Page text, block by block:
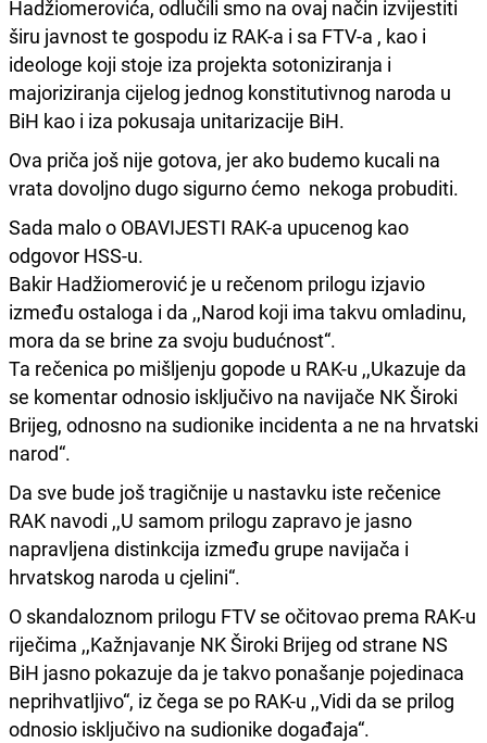
Hadžiomerovića, odlučili smo na ovaj način izvijestiti
širu javnost te gospodu iz RAK-a i sa FTV-a , kao i
ideologe koji stoje iza projekta sotoniziranja i
majoriziranja cijelog jednog konstitutivnog naroda u
BiH kao i iza pokusaja unitarizacije BiH.
Ova priča još nije gotova, jer ako budemo kucali na
vrata dovoljno dugo sigurno ćemo nekoga probuditi.
Sada malo o OBAVIJESTI RAK-a upucenog kao
odgovor HSS-u.
Bakir Hadžiomerović je u rečenom prilogu izjavio
između ostaloga i da ,,Narod koji ima takvu omladinu,
mora da se brine za svoju budućnost“.
Ta rečenica po mišljenju gopode u RAK-u ,,Ukazuje da
se komentar odnosio isključivo na navijače NK Široki
Brijeg, odnosno na sudionike incidenta a ne na hrvatski
narod“.
Da sve bude još tragičnije u nastavku iste rečenice
RAK navodi ,,U samom prilogu zapravo je jasno
napravljena distinkcija između grupe navijača i
hrvatskog naroda u cjelini“.
O skandaloznom prilogu FTV se očitovao prema RAK-u
riječima ,,Kažnjavanje NK Široki Brijeg od strane NS
BiH jasno pokazuje da je takvo ponašanje pojedinaca
neprihvatljivo“, iz čega se po RAK-u ,,Vidi da se prilog
odnosio isključivo na sudionike događaja“.